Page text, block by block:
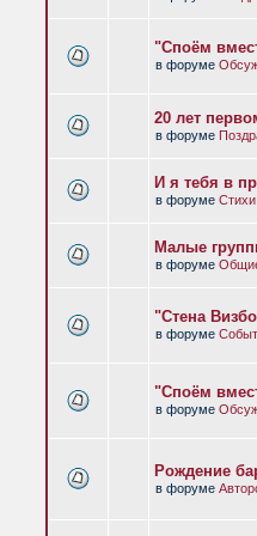
"Споём
в форуме
20 лет
в форуме
И я тебя в
в форуме Стихи
Малые
в форуме
"Стена
в форуме
"Споём
в форуме
Рождение
в форуме